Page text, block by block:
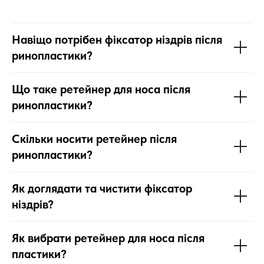
Навіщо потрібен фіксатор ніздрів після
ринопластики?
Що таке ретейнер для носа після
ринопластики?
Скільки носити ретейнер після
ринопластики?
Як доглядати та чистити фіксатор
ніздрів?
Як вибрати ретейнер для носа після
пластики?